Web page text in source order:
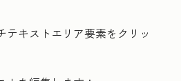
テキストエリア要素をクリッ